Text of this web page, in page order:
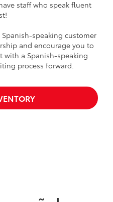
staff who speak fluent
speaking customer
and encourage you to
with a Spanish-speaking
process forward.